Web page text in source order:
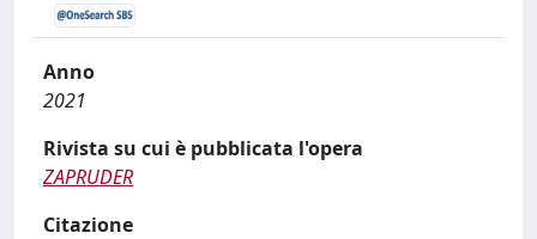
Anno
2021
Rivista su cui è pubblicata l'opera
ZAPRUDER
Citazione